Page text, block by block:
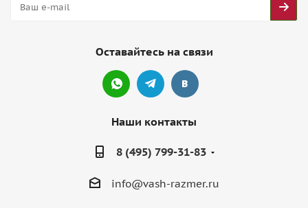
Оставайтесь на связи
Наши контакты
8 (495) 799-31-83
info@vash-razmer.ru